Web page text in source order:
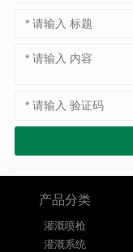
产品分类
灌溉喷枪
灌溉系统